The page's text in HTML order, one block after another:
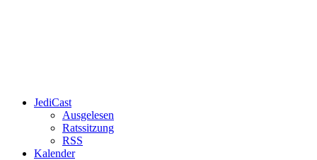
JediCast
Ausgelesen
Ratssitzung
RSS
Kalender